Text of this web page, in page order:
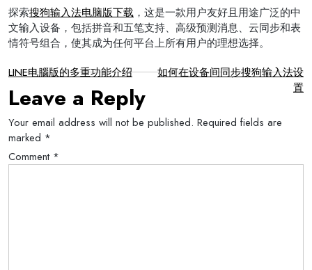
探索搜狗输入法电脑版下载 ，这是一款用户友好且用途广泛的中
文输入设备，包括拼音和五笔支持、高级预测消息、云同步和表
情符号组合，使其成为任何平台上所有用户的理想选择。
Post
navigation
LINE电腦版的多重功能介绍
如何在设备间同步搜狗输入法设
置
Leave a Reply
Your email address will not be published. Required fields are
marked *
Comment *